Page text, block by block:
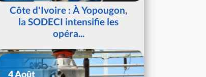
Côte d'Ivoire : À Yopougon,
la SODECI intensifie les
opéra...
4 Août